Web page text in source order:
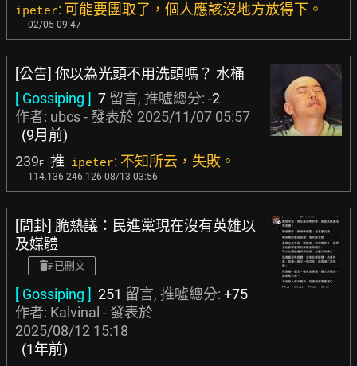
ipeter: 可能要團取了，個人應該沒地方放得下。
02/05 09:47
[公告] 你以為光頭不用洗頭嗎？ 水桶
[ Gossiping ] 7 留言, 推噓總分: -2
作者: ubcs- 發表於 2025/11/07 05:57
(9月前)
239F 推 ipeter: 不知所云，失敗。
114.136.246.126 08/13 03:56
[問卦] 脆熱議：民進黨現在沒有英雄以
及媒體
已刪文
[ Gossiping ] 251 留言, 推噓總分: +75
作者: Kalvinal - 發表於
2025/08/12 15:18
(1年前)